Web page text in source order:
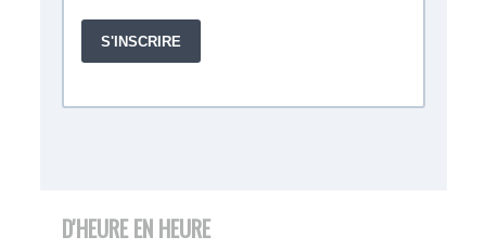
D'HEURE EN HEURE